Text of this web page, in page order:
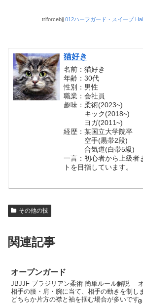
triforcebjj 012ハーフガード・スイープ
猫好き
名前：猫好き
年齢：30代
性別：男性
職業：会社員
趣味：柔術(2023~)
キック(2018~)
ヨガ(2011~)
経歴：某国立大学院卒
空手(黒帯2段)
合気道(白帯5級)
一言：初心者から上級者
トを目指しています。
その他の技
関連記事
オープンガード
JBJJF ブラジリアン柔術 簡単ルール解説
相手の腰・肩・腕に当て、相手の動きを制し
どちらか片方の襟と袖を掴む場合が多いです